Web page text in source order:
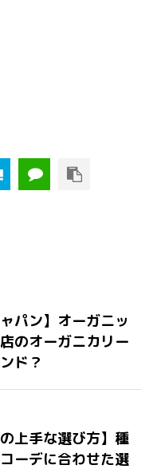
パン】オーガニッ
のオーガニカリー
ド？
上手な選び方】種
ーデに合わせた選